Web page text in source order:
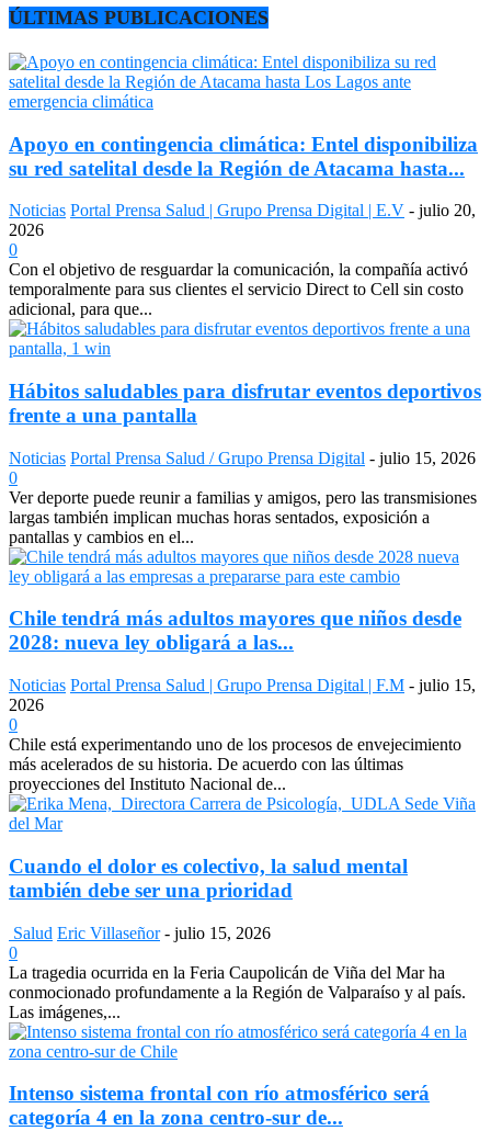
ÚLTIMAS PUBLICACIONES
Apoyo en contingencia climática: Entel disponibiliza
su red satelital desde la Región de Atacama hasta...
Noticias Portal Prensa Salud | Grupo Prensa Digital | E.V - julio 20,
2026
0
Con el objetivo de resguardar la comunicación, la compañía activó
temporalmente para sus clientes el servicio Direct to Cell sin costo
adicional, para que...
Hábitos saludables para disfrutar eventos deportivos
frente a una pantalla
Noticias Portal Prensa Salud / Grupo Prensa Digital - julio 15, 2026
0
Ver deporte puede reunir a familias y amigos, pero las transmisiones
largas también implican muchas horas sentados, exposición a
pantallas y cambios en el...
Chile tendrá más adultos mayores que niños desde
2028: nueva ley obligará a las...
Noticias Portal Prensa Salud | Grupo Prensa Digital | F.M - julio 15,
2026
0
Chile está experimentando uno de los procesos de envejecimiento
más acelerados de su historia. De acuerdo con las últimas
proyecciones del Instituto Nacional de...
Cuando el dolor es colectivo, la salud mental
también debe ser una prioridad
Salud Eric Villaseñor - julio 15, 2026
0
La tragedia ocurrida en la Feria Caupolicán de Viña del Mar ha
conmocionado profundamente a la Región de Valparaíso y al país.
Las imágenes,...
Intenso sistema frontal con río atmosférico será
categoría 4 en la zona centro-sur de...